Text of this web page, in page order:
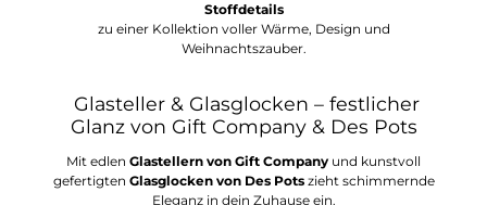
Stoffdetails
zu einer Kollektion voller Wärme, Design und
Weihnachtszauber.
Glasteller & Glasglocken – festlicher
Glanz von Gift Company & Des Pots
Mit edlen Glastellern von Gift Company und kunstvoll
gefertigten Glasglocken von Des Potszieht schimmernde
Eleganz in dein Zuhause ein.